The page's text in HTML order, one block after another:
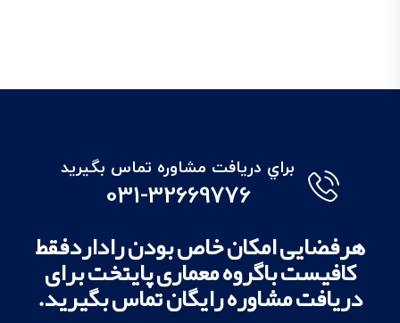
براي دريافت مشاوره تماس بگيريد
031-32669776
هرفضایی امکان خاص بودن راداردفقط
کافیست باگروه معماری پایتخت برای
دریافت مشاوره رایگان تماس بگیرید.